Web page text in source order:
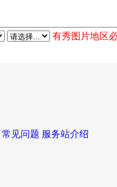
有秀图片地区
常见问题 服务站介绍